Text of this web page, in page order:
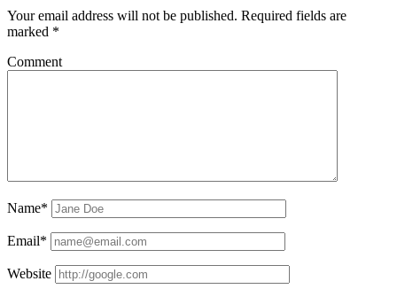
Your email address will not be published. Required fields are
marked *
Comment
Name*
Email*
Website